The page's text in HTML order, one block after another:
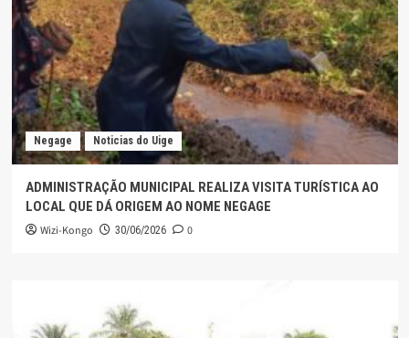
Negage Noticias do Uige
ADMINISTRAÇÃO MUNICIPAL REALIZA VISITA TURÍSTICA AO
LOCAL QUE DÁ ORIGEM AO NOME NEGAGE
Wizi-Kongo 30/06/2026 0